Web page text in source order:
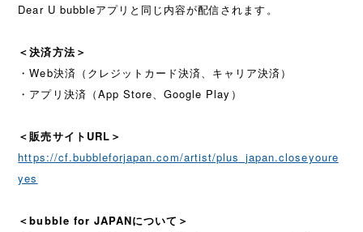
Dear U bubbleアプリと同じ内容が配信されます。
＜決済方法＞
・Web決済（クレジットカード決済、キャリア決済）
・アプリ決済（App Store、Google Play）
＜販売サイトURL＞
https://cf.bubbleforjapan.com/artist/plus_japan.closeyoure
yes
＜bubble for JAPANについて＞